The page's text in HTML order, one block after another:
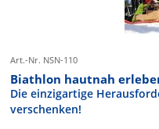
Art.-Nr. NSN-110
Biathlon hautnah
Die einzigartige
verschenken!